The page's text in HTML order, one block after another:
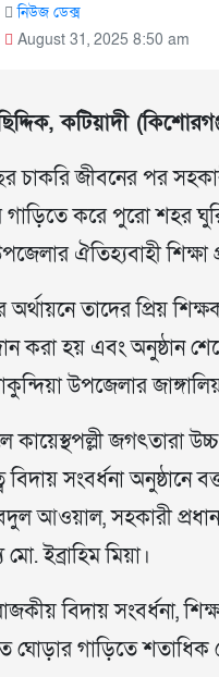
নিউজ ডেক্স
August 31, 2025 8:50 am
কটিয়াদী
চাকরি জীবনের পর
করে পুরো শহর
ঐতিহ্যবাহী শিক্ষা
অর্থায়নে তাদের প্রিয়
করা হয় এবং অনুষ্ঠান
উপজেলার
জগৎতারা
বিদায় সংবর্ধনা অনুষ্ঠানে
আওয়াল, সহকারী
ইব্রাহিম মিয়া।
রাজকীয় বিদায় সংবর্ধনা,
ঘোড়ার গাড়িতে শতাধিক